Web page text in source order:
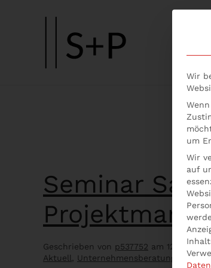
Skip to main content
Seminar
Geschrieben von p537752 am 12.
Aktuell
Unternehmensberatung online.
Wir
um
Wir
auf